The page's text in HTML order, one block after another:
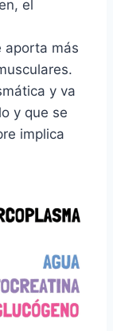
el
aporta más
y va
y que se
implica